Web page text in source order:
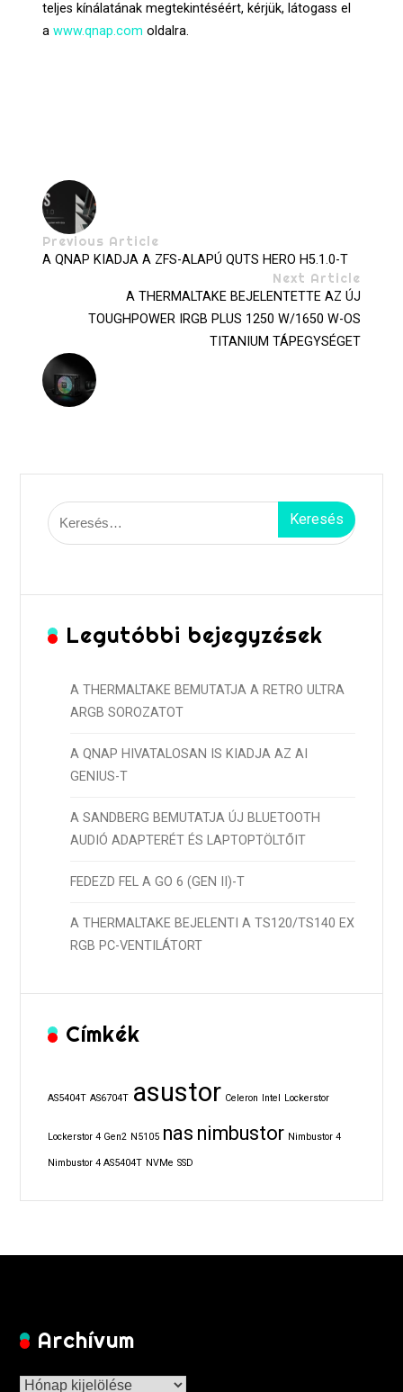
teljes kínálatának megtekintéséért, kérjük, látogass el
awww.qnap.com oldalra.
Previous Article
A QNAP KIADJA A ZFS-ALAPÚ QUTS HERO H5.1.0-T
Next Article
A THERMALTAKE BEJELENTETTE AZ ÚJ
TOUGHPOWER IRGB PLUS 1250 W/1650 W-OS
TITANIUM TÁPEGYSÉGET
Keresés:
Legutóbbi bejegyzések
A THERMALTAKE BEMUTATJA A RETRO ULTRA
ARGB SOROZATOT
A QNAP HIVATALOSAN IS KIADJA AZ AI
GENIUS-T
A SANDBERG BEMUTATJA ÚJ BLUETOOTH
AUDIÓ ADAPTERÉT ÉS LAPTOPTÖLTŐIT
FEDEZD FEL A GO 6 (GEN II)-T
A THERMALTAKE BEJELENTI A TS120/TS140 EX
RGB PC-VENTILÁTORT
Címkék
AS5404T AS6704T asustor Celeron Intel Lockerstor
Lockerstor 4 Gen2 N5105 nas nimbustor Nimbustor 4
Nimbustor 4 AS5404T NVMe SSD
Archívum
Archívum